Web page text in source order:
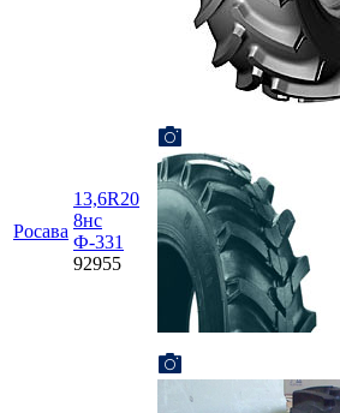
Росава
13,6R20
8нс
Ф-331
92955